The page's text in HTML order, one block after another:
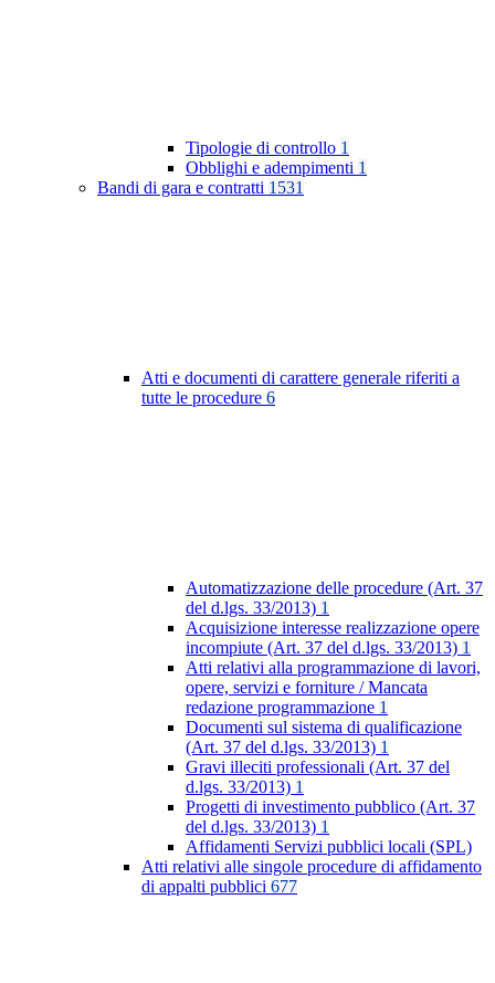
Tipologie di controllo 1
Obblighi e adempimenti 1
Bandi di gara e contratti 1531
Atti e documenti di carattere generale riferiti a
tutte le procedure 6
Automatizzazione delle procedure (Art. 37
del d.lgs. 33/2013) 1
Acquisizione interesse realizzazione opere
incompiute (Art. 37 del d.lgs. 33/2013) 1
Atti relativi alla programmazione di lavori,
opere, servizi e forniture / Mancata
redazione programmazione 1
Documenti sul sistema di qualificazione
(Art. 37 del d.lgs. 33/2013) 1
Gravi illeciti professionali (Art. 37 del
d.lgs. 33/2013) 1
Progetti di investimento pubblico (Art. 37
del d.lgs. 33/2013) 1
Affidamenti Servizi pubblici locali (SPL)
Atti relativi alle singole procedure di affidamento
di appalti pubblici 677